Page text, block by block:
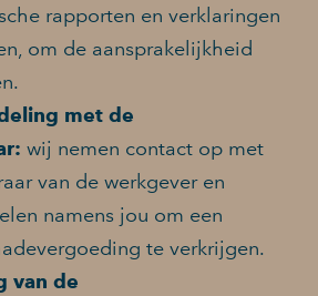
rapporten en verklaringen
om de aansprakelijkheid
met de
wij nemen contact op met
van de werkgever en
namens jou om een
te verkrijgen.
van de